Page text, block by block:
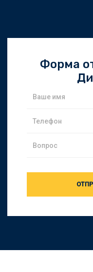
Форма